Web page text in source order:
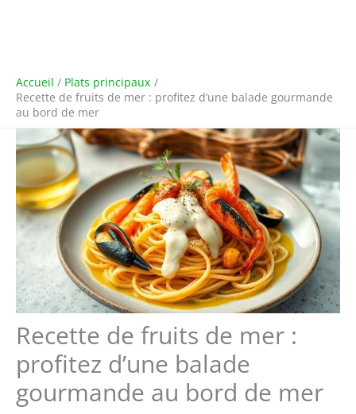
Accueil
Plats principaux
Recette de fruits de mer : profitez d’une balade gourmande
au bord de mer
Recette de fruits de mer :
profitez d’une balade
gourmande au bord de mer